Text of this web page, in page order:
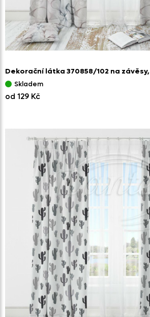
Dekorační látka 370858/102 na závěsy,
Skladem
od 129 Kč